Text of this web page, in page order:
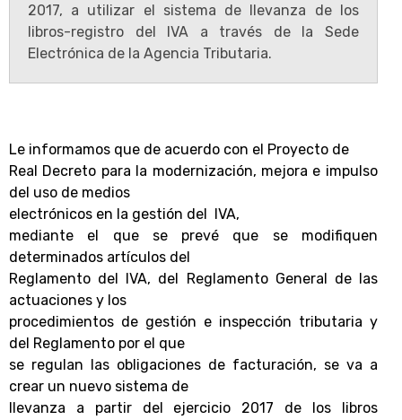
2017, a utilizar el sistema de llevanza de los
libros-registro del IVA a través de la Sede
Electrónica de la Agencia Tributaria.
Le informamos que de acuerdo con el Proyecto de
Real Decreto para la modernización, mejora e impulso
del uso de medios
electrónicos en la gestión del
IVA,
mediante el que se prevé que se modifiquen
determinados artículos del
Reglamento del IVA, del Reglamento General de las
actuaciones y los
procedimientos de gestión e inspección tributaria y
del Reglamento por el que
se regulan las obligaciones de facturación, se va a
crear un nuevo sistema de
llevanza a partir del ejercicio 2017 de los libros